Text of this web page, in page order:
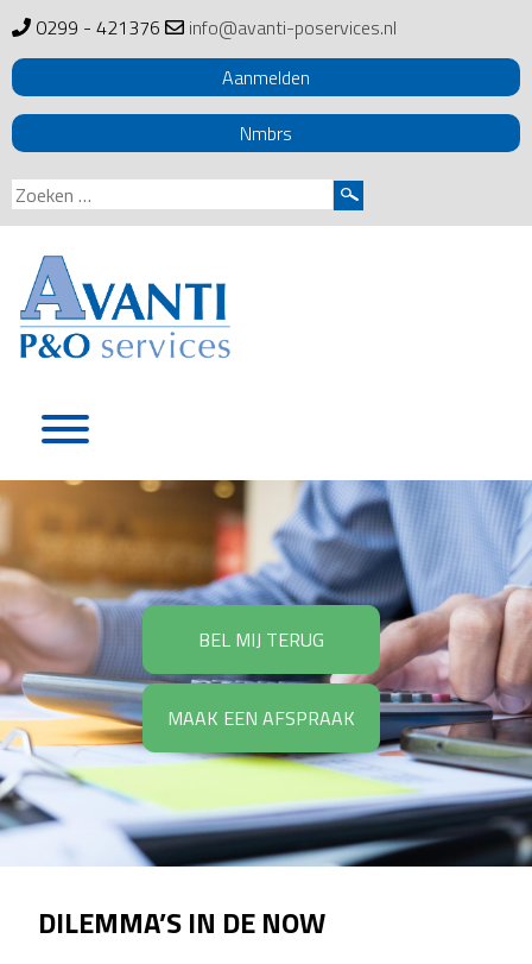
0299 - 421376
info@avanti-poservices.nl
Aanmelden
Nmbrs
Zoeken
naar:
BEL MIJ TERUG
MAAK EEN AFSPRAAK
DILEMMA’S IN DE NOW